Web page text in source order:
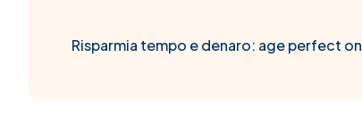
Risparmia tempo e denaro: age perfect